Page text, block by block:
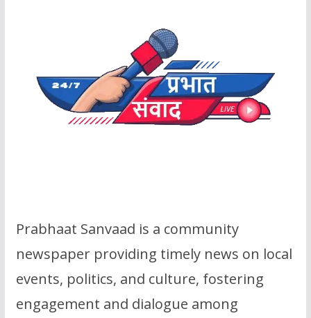
Prabhaat Sanvaad is a community
newspaper providing timely news on local
events, politics, and culture, fostering
engagement and dialogue among